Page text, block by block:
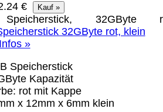
€
32GByte
»
Speicherstick
Kapazität
rot mit Kappe
x 12mm x 6mm klein